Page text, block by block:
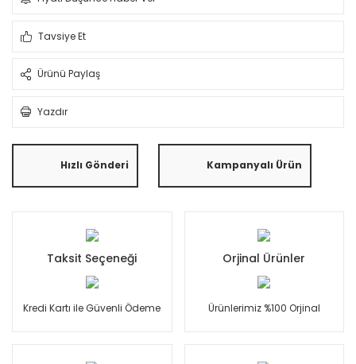
Tavsiye Et
Ürünü Paylaş
Yazdır
Hızlı Gönderi Kampanyalı Ürün
Taksit Seçeneği
Kredi Kartı ile Güvenli Ödeme
Orjinal Ürünler
Ürünlerimiz %100 Orjinal